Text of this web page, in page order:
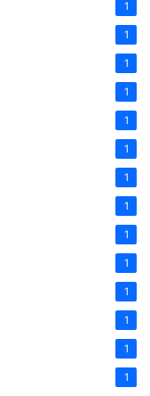
1
1
1
1
1
1
1
1
1
1
1
1
1
1